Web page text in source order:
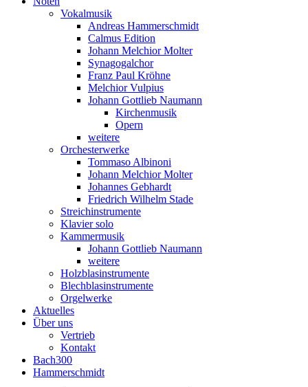
Vokalmusik
Andreas Hammerschmidt
Calmus Edition
Johann Melchior Molter
Synagogalchor
Franz Paul Kröhne
Melchior Vulpius
Johann Gottlieb Naumann
Kirchenmusik
Opern
weitere
Orchesterwerke
Tommaso Albinoni
Johann Melchior Molter
Johannes Gebhardt
Friedrich Wilhelm Stade
Streichinstrumente
Klavier solo
Kammermusik
Johann Gottlieb Naumann
weitere
Holzblasinstrumente
Blechblasinstrumente
Orgelwerke
Aktuelles
Über uns
Vertrieb
Kontakt
Bach300
Hammerschmidt